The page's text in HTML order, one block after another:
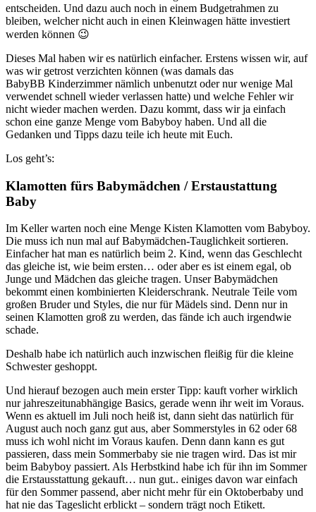
entscheiden. Und dazu auch noch in einem Budgetrahmen zu
bleiben, welcher nicht auch in einen Kleinwagen hätte investiert
werden können 😉
Dieses Mal haben wir es natürlich einfacher. Erstens wissen wir, auf
was wir getrost verzichten können (was damals das
BabyBB Kinderzimmer nämlich unbenutzt oder nur wenige Mal
verwendet schnell wieder verlassen hatte) und welche Fehler wir
nicht wieder machen werden. Dazu kommt, dass wir ja einfach
schon eine ganze Menge vom Babyboy haben. Und all die
Gedanken und Tipps dazu teile ich heute mit Euch.
Los geht’s:
Klamotten fürs Babymädchen / Erstaustattung
Baby
Im Keller warten noch eine Menge Kisten Klamotten vom Babyboy.
Die muss ich nun mal auf Babymädchen-Tauglichkeit sortieren.
Einfacher hat man es natürlich beim 2. Kind, wenn das Geschlecht
das gleiche ist, wie beim ersten… oder aber es ist einem egal, ob
Junge und Mädchen das gleiche tragen. Unser Babymädchen
bekommt einen kombinierten Kleiderschrank. Neutrale Teile vom
großen Bruder und Styles, die nur für Mädels sind. Denn nur in
seinen Klamotten groß zu werden, das fände ich auch irgendwie
schade.
Deshalb habe ich natürlich auch inzwischen fleißig für die kleine
Schwester geshoppt.
Und hierauf bezogen auch mein erster Tipp: kauft vorher wirklich
nur jahreszeitunabhängige Basics, gerade wenn ihr weit im Voraus.
Wenn es aktuell im Juli noch heiß ist, dann sieht das natürlich für
August auch noch ganz gut aus, aber Sommerstyles in 62 oder 68
muss ich wohl nicht im Voraus kaufen. Denn dann kann es gut
passieren, dass mein Sommerbaby sie nie tragen wird. Das ist mir
beim Babyboy passiert. Als Herbstkind habe ich für ihn im Sommer
die Erstausstattung gekauft… nun gut.. einiges davon war einfach
für den Sommer passend, aber nicht mehr für ein Oktoberbaby und
hat nie das Tageslicht erblickt – sondern trägt noch Etikett.